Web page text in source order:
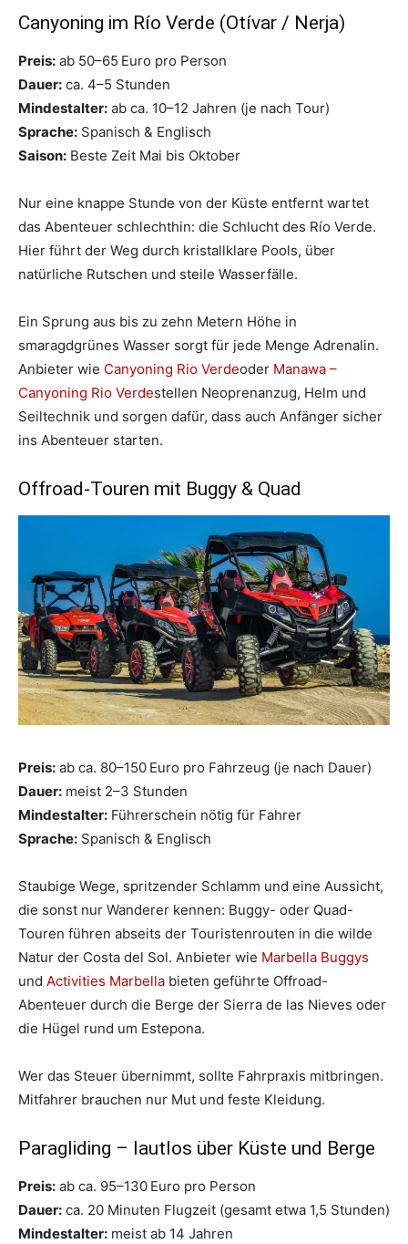
Canyoning im Río Verde (Otívar / Nerja)
Preis: ab 50–65 Euro pro Person
Dauer: ca. 4–5 Stunden
Mindestalter: ab ca. 10–12 Jahren (je nach Tour)
Sprache: Spanisch & Englisch
Saison: Beste Zeit Mai bis Oktober
Nur eine knappe Stunde von der Küste entfernt wartet
das Abenteuer schlechthin: die Schlucht des Río Verde.
Hier führt der Weg durch kristallklare Pools, über
natürliche Rutschen und steile Wasserfälle.
Ein Sprung aus bis zu zehn Metern Höhe in
smaragdgrünes Wasser sorgt für jede Menge Adrenalin.
Anbieter wie Canyoning Rio Verdeoder Manawa –
Canyoning Rio Verdestellen Neoprenanzug, Helm und
Seiltechnik und sorgen dafür, dass auch Anfänger sicher
ins Abenteuer starten.
Offroad-Touren mit Buggy & Quad
Preis: ab ca. 80–150 Euro pro Fahrzeug (je nach Dauer)
Dauer: meist 2–3 Stunden
Mindestalter: Führerschein nötig für Fahrer
Sprache: Spanisch & Englisch
Staubige Wege, spritzender Schlamm und eine Aussicht,
die sonst nur Wanderer kennen: Buggy- oder Quad-
Touren führen abseits der Touristenrouten in die wilde
Natur der Costa del Sol. Anbieter wie Marbella Buggys
und Activities Marbella bieten geführte Offroad-
Abenteuer durch die Berge der Sierra de las Nieves oder
die Hügel rund um Estepona.
Wer das Steuer übernimmt, sollte Fahrpraxis mitbringen.
Mitfahrer brauchen nur Mut und feste Kleidung.
Paragliding – lautlos über Küste und Berge
Preis: ab ca. 95–130 Euro pro Person
Dauer: ca. 20 Minuten Flugzeit (gesamt etwa 1,5 Stunden)
Mindestalter: meist ab 14 Jahren